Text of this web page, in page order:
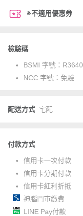
※不適用優惠券
檢驗碼
BSMI 字號：
NCC 字號： 免驗
配送方式 宅配
付款方式
信用卡一次付款
信用卡分期付款
信用卡紅利折抵
神腦門市繳費
LINE Pay付款